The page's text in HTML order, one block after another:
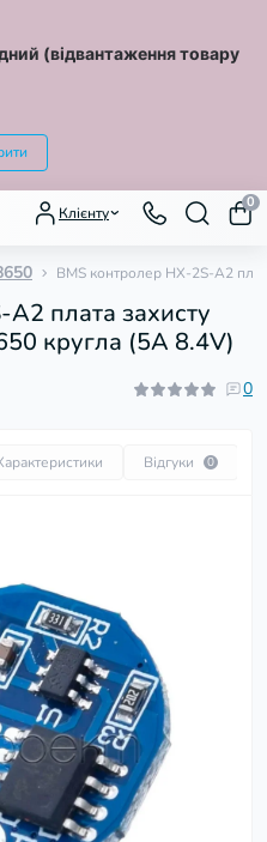
(відвантаження товару
Клієнту
0
BMS контролер HX-2S-A2
плата захисту
кругла (5A 8.4V)
0
Відгуки 0